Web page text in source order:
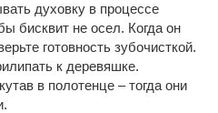
духовку в процессе
бисквит не осел. Когда он
готовность зубочисткой.
к деревяшке.
в полотенце – тогда они